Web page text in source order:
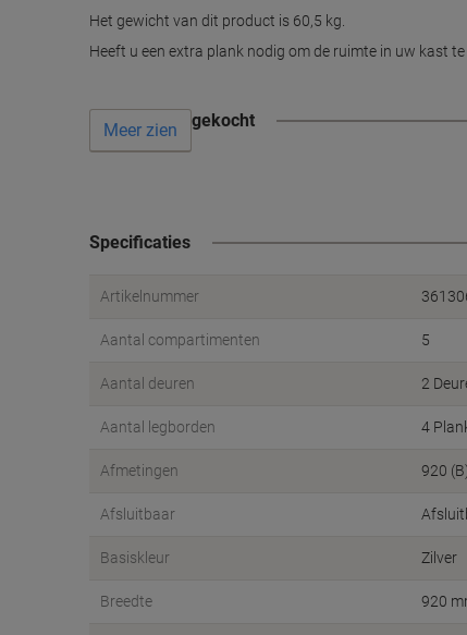
Het gewicht van dit product is 60,5 kg.
Heeft u een extra plank nodig om de ruimte in uw kast
Vaak samen gekocht
Meer zien
Specificaties
Artikelnummer
Aantal compartimenten 5
Aantal deuren 2
Aantal legborden 4
Afmetingen 920
Afsluitbaar
Basiskleur Zilver
Breedte 920